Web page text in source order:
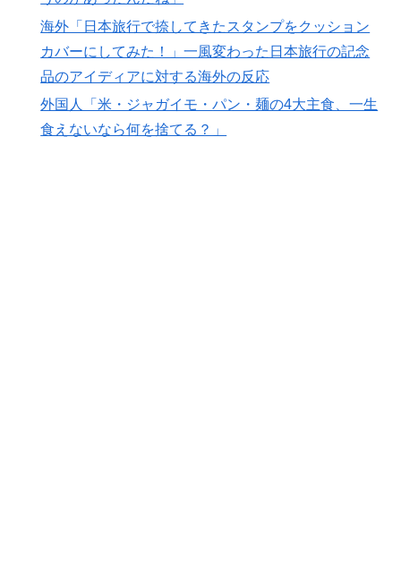
海外「日本旅行で捺してきたスタンプをクッション
カバーにしてみた！」一風変わった日本旅行の記念
品のアイディアに対する海外の反応
外国人「米・ジャガイモ・パン・麺の4大主食、一生
食えないなら何を捨てる？」